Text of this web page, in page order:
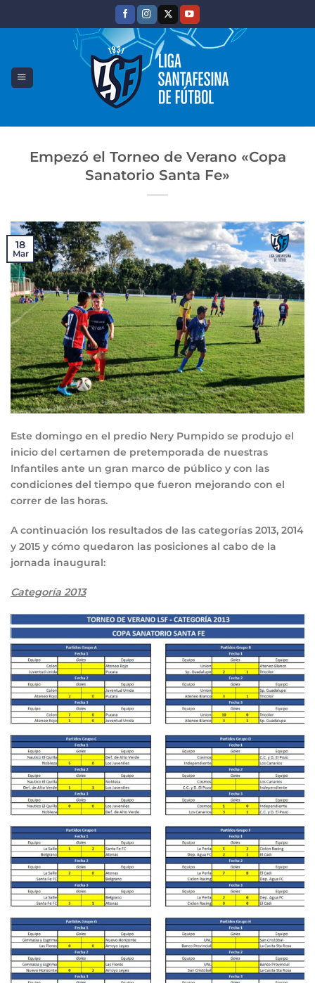
Empezó el Torneo de Verano «Copa
Sanatorio Santa Fe»
18
Mar
Este domingo en el predio Nery Pumpido se produjo el
inicio del certamen de pretemporada de nuestras
Infantiles ante un gran marco de público y con las
condiciones del tiempo que fueron mejorando con el
correr de las horas.
A continuación los resultados de las categorías 2013, 2014
y 2015 y cómo quedaron las posiciones al cabo de la
jornada inaugural:
Categoría 2013